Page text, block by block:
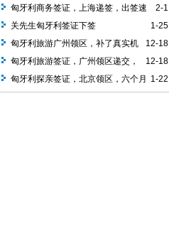
有购买真实机票
2-1
匈牙利商务签证，上海递签，出签速
度很快，递交的时候有购买真实机票
1-25
关先生匈牙利签证下签
12-18
匈牙利旅游广州领区，补了真实机
票，2周下签，批单次签证
12-18
匈牙利旅游签证，广州领区递交，
客人第二次办理匈牙利申根签证，任然要
求买了真实机票，下签单次1个月签证，
1-22
匈牙利探亲签证，北京领区，六个月